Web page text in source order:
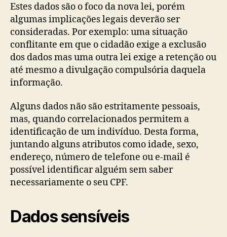
Estes dados são o foco da nova lei, porém
algumas implicações legais deverão ser
consideradas. Por exemplo: uma situação
conflitante em que o cidadão exige a exclusão
dos dados mas uma outra lei exige a retenção ou
até mesmo a divulgação compulsória daquela
informação.
Alguns dados não são estritamente pessoais,
mas, quando correlacionados permitem a
identificação de um indivíduo. Desta forma,
juntando alguns atributos como idade, sexo,
endereço, número de telefone ou e-mail é
possível identificar alguém sem saber
necessariamente o seu CPF.
Dados sensíveis